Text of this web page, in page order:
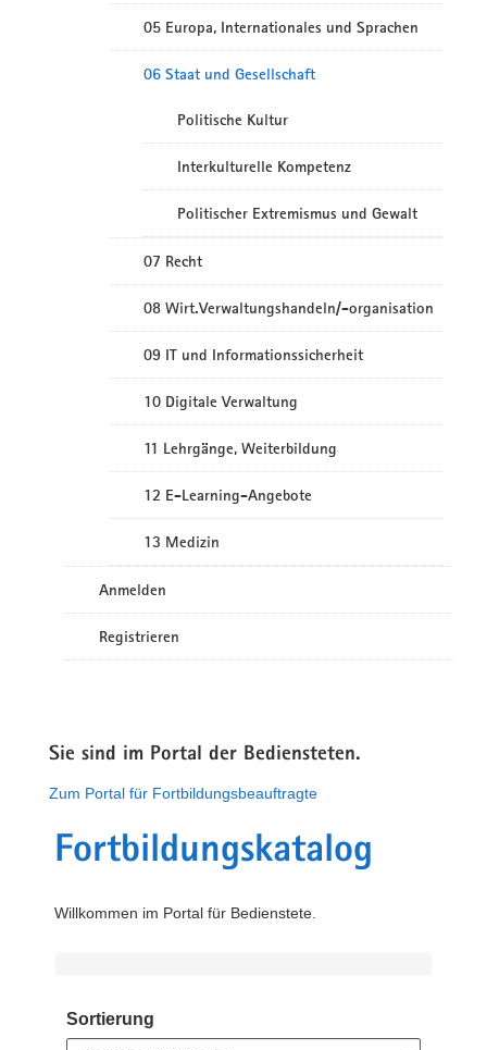
05 Europa, Internationales und Sprachen
06 Staat und Gesellschaft
Politische Kultur
Interkulturelle Kompetenz
Politischer Extremismus und Gewalt
07 Recht
08 Wirt.Verwaltungshandeln/-organisation
09 IT und Informationssicherheit
10 Digitale Verwaltung
11 Lehrgänge, Weiterbildung
12 E-Learning-Angebote
13 Medizin
Anmelden
Registrieren
Sie sind im Portal der Bediensteten.
Zum Portal für Fortbildungsbeauftragte
Fortbildungskatalog
Willkommen im Portal für Bedienstete.
Sortierung